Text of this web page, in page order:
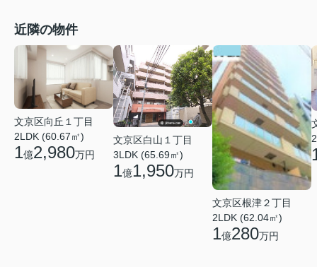
近隣の物件
文京区向丘１丁目
2LDK (60.67㎡)
1億2,980万円
文京区白山１丁目
3LDK (65.69㎡)
1億1,950万円
文京区根津２丁目
2LDK (62.04㎡)
1億280万円